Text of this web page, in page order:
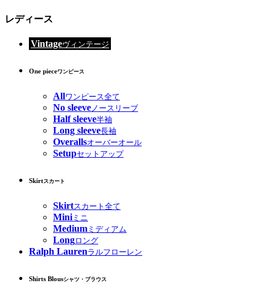
レディース
Vintageヴィンテージ
One pieceワンピース
Allワンピース全て
No sleeveノースリーブ
Half sleeve半袖
Long sleeve長袖
Overallsオーバーオール
Setupセットアップ
Skirtスカート
Skirtスカート全て
Miniミニ
Medium ミディアム
Longロング
Ralph Laurenラルフローレン
Shirts Blousシャツ・ブラウス